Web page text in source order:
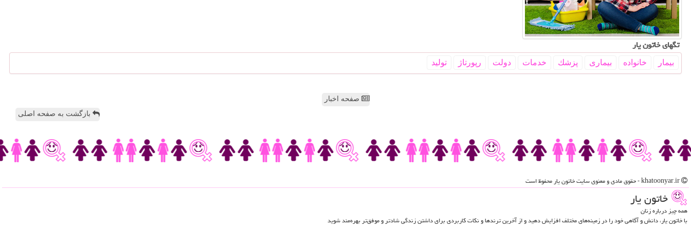
تگهای خاتون یار
بیمار خانواده بیماری پزشك خدمات دولت رپورتاژ تولید
صفحه اخبار
بازگشت به صفحه اصلی
خاتون یار
همه چیز درباره زنان
با خاتون یار، دانش و آگاهی خود را در زمینه‌های مختلف افزایش دهید و از آخرین ترندها و نکات کاربردی برای داشتن زندگی شادتر و موفق‌تر بهره‌مند شوید